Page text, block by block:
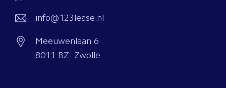
info@123lease.nl
Meeuwenlaan 6
8011 BZ Zwolle